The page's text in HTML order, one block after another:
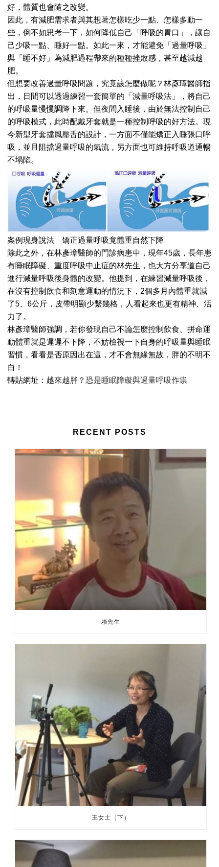
好，體質也會隨之改變。
因此，有減肥需求者與其想著怎樣吃少一點、怎樣多動一
些，倒不如思考一下，如何降低自己「呼吸的胃口」，讓自
己少吸一點、睡好一點。如此一來，才能避免「過量呼吸」
與「睡不好」為減肥過程帶來的種種挫敗感，甚至越減越
肥。
但想要改善過量呼吸問題，究竟該怎麼做呢？林彥璋醫師指
出，日間可以透過練習一套簡單的「減量呼吸法」，將自己
的呼吸量慢慢調降下來。但夜間入睡後，由於無法控制自己
的呼吸模式，此時配戴牙套就是一種控制呼吸的好方法。現
今新型牙套擋風壓舌的設計，一方面不僅能矯正入睡張口呼
吸，並且阻擋過量呼吸的氣流，另方面也可維持呼吸道通暢
不塌陷。
案例現身說法 矯正過量呼吸竟體重自然下降
除此之外，在林彥璋醫師的門診病患中，現年45歲，長年患
有睡眠障礙、重度呼吸中止症的林先生，也大方分享道自己
進行減量呼吸後身體的改變。他提到，在練習減量呼吸後，
在沒有控制飲食和刻意運動的情況下，2個多月內體重就減
了5、6公斤，皮帶明顯少繫幾格，人看起來也更有精神、活
力了。
林彥璋醫師強調，若你發現自己不論怎麼控制飲食、拼命運
動體重就是遲遲不下降，不妨檢視一下自身的呼吸量與睡眠
習慣，看看是否原因出在這，才不會無緣無故，胖的不明不
白！
轉貼網址： 越來越胖？恐是睡眠障礙與過量呼吸作祟
RECENT POSTS
賴先生
王女士（下）